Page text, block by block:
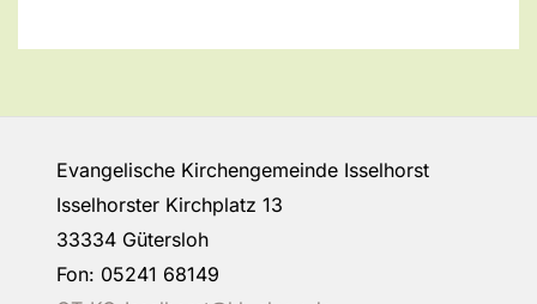
Evangelische Kirchengemeinde Isselhorst
Isselhorster Kirchplatz 13
33334 Gütersloh
Fon: 05241 68149